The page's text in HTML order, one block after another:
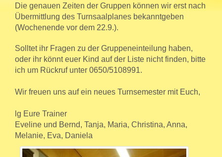
Die genauen Zeiten der Gruppen können wir erst nach
Übermittlung des Turnsaalplanes bekanntgeben
(Wochenende vor dem 22.9.).
Solltet ihr Fragen zu der Gruppeneinteilung haben,
oder ihr könnt euer Kind auf der Liste nicht finden, bitte
ich um Rückruf unter 0650/5108991.
Wir freuen uns auf ein neues Turnsemester mit Euch,
lg Eure Trainer
Eveline und Bernd, Tanja, Maria, Christina, Anna,
Melanie, Eva, Daniela